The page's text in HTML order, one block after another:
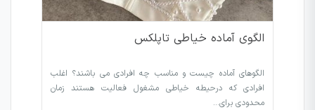
الگوی آماده خیاطی تاپلکس
الگوهای آماده چیست و مناسب چه افرادی می باشند؟ اغلب
افرادی که درحیطه خیاطی مشغول فعالیت هستند زمان
محدودی برای…